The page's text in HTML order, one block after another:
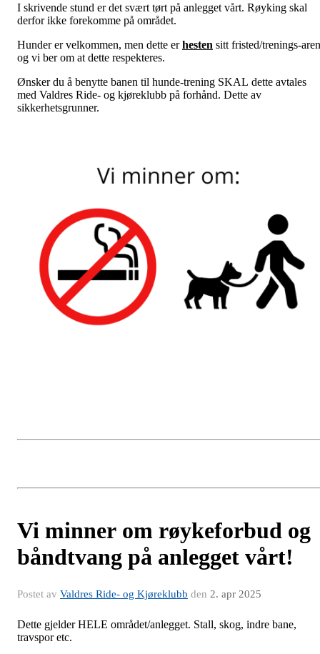
I skrivende stund er det svært tørt på anlegget vårt. Røyking skal
derfor ikke forekomme på området.
Hunder er velkommen, men dette erhesten sitt fristed/trenings-
og vi ber om at dette respekteres.
Ønsker du å benytte banen til hunde-trening SKAL dette avtales
med Valdres Ride- og kjøreklubb på forhånd. Dette av
sikkerhetsgrunner.
Vi minner om røykeforbud og
båndtvang på anlegget vårt!
Postet av Valdres Ride- og Kjøreklubb den 2. apr 2025
Dette gjelder HELE området/anlegget. Stall, skog, indre bane,
travspor etc.